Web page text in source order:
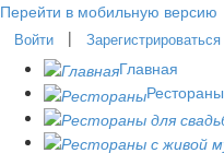
Перейти в мобильную версию
Войти | Зарегистрироваться
Главная
Рестораны